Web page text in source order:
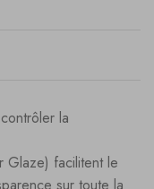
la
Glaze) facilitent le